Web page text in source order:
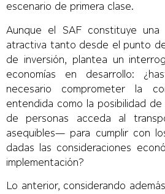
escenario de primera clase.
Aunque el SAF constituye una
atractiva tanto desde el punto
de inversión, plantea un
economías en desarrollo:
necesario comprometer la
entendida como la posibilidad
de personas acceda al
asequibles— para cumplir con
dadas las consideraciones
implementación?
Lo anterior, considerando